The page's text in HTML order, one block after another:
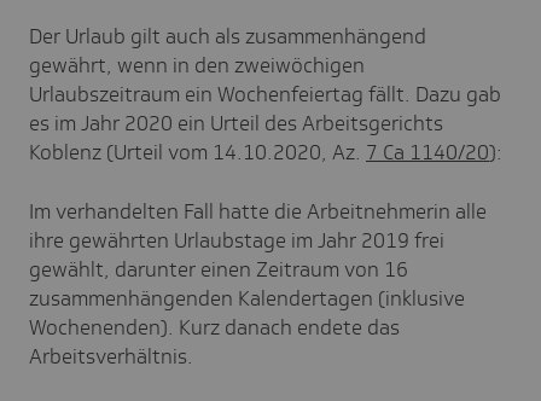
Der Urlaub gilt auch als zusammenhängend
gewährt, wenn in den zweiwöchigen
Urlaubszeitraum ein Wochenfeiertag fällt. Dazu gab
es im Jahr 2020 ein Urteil des Arbeitsgerichts
Koblenz (Urteil vom 14.10.2020, Az. 7 Ca 1140/20):
Im verhandelten Fall hatte die Arbeitnehmerin alle
ihre gewährten Urlaubstage im Jahr 2019 frei
gewählt, darunter einen Zeitraum von 16
zusammenhängenden Kalendertagen (inklusive
Wochenenden). Kurz danach endete das
Arbeitsverhältnis.